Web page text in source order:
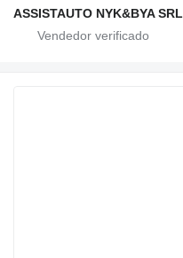
ASSISTAUTO NYK&BYA SRL